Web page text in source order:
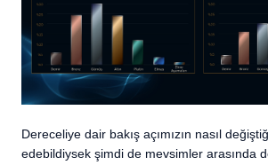
Dereceliye dair bakış açımızın nasıl
edebildiysek şimdi de mevsimler arasında